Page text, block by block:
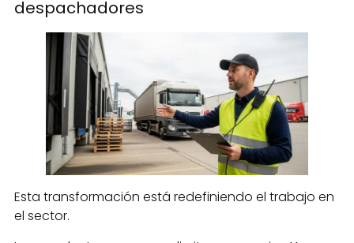
despachadores
Esta transformación está redefiniendo el trabajo en
el sector.